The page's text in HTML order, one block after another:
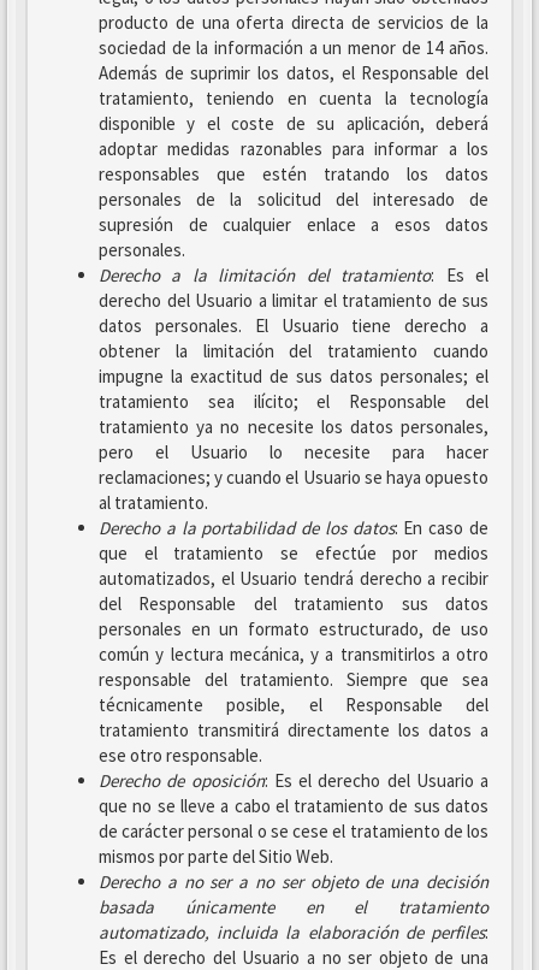
producto de una oferta directa de servicios de la
sociedad de la información a un menor de 14 años.
Además de suprimir los datos, el Responsable del
tratamiento, teniendo en cuenta la tecnología
disponible y el coste de su aplicación, deberá
adoptar medidas razonables para informar a los
responsables que estén tratando los datos
personales de la solicitud del interesado de
supresión de cualquier enlace a esos datos
personales.
Derecho a la limitación del tratamiento: Es el
derecho del Usuario a limitar el tratamiento de sus
datos personales. El Usuario tiene derecho a
obtener la limitación del tratamiento cuando
impugne la exactitud de sus datos personales; el
tratamiento sea ilícito; el Responsable del
tratamiento ya no necesite los datos personales,
pero el Usuario lo necesite para hacer
reclamaciones; y cuando el Usuario se haya opuesto
al tratamiento.
Derecho a la portabilidad de los datos: En caso de
que el tratamiento se efectúe por medios
automatizados, el Usuario tendrá derecho a recibir
del Responsable del tratamiento sus datos
personales en un formato estructurado, de uso
común y lectura mecánica, y a transmitirlos a otro
responsable del tratamiento. Siempre que sea
técnicamente posible, el Responsable del
tratamiento transmitirá directamente los datos a
ese otro responsable.
Derecho de oposición: Es el derecho del Usuario a
que no se lleve a cabo el tratamiento de sus datos
de carácter personal o se cese el tratamiento de los
mismos por parte del Sitio Web.
Derecho a no ser a no ser objeto de una decisión
basada únicamente en el tratamiento
automatizado, incluida la elaboración de perfiles:
Es el derecho del Usuario a no ser objeto de una